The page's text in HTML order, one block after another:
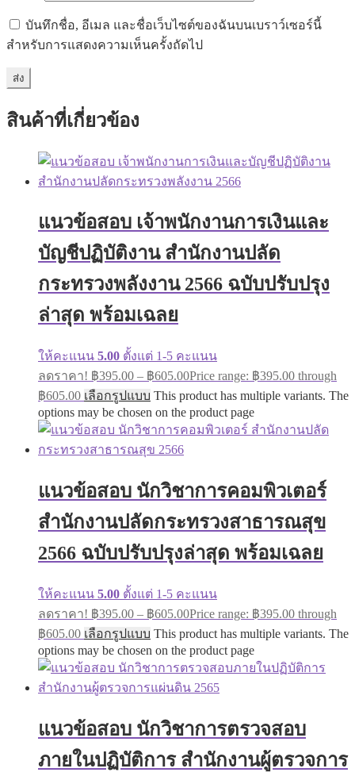
บันทึกชื่อ, อีเมล และชื่อเว็บไซต์ของฉันบนเบราว์เซอร์นี้
สำหรับการแสดงความเห็นครั้งถัดไป
สินค้าที่เกี่ยวข้อง
แนวข้อสอบ เจ้าพนักงานการเงินและ
บัญชีปฏิบัติงาน สำนักงานปลัด
กระทรวงพลังงาน 2566 ฉบับปรับปรุง
ล่าสุด พร้อมเฉลย
ให้คะแนน 5.00 ตั้งแต่ 1-5 คะแนน
ลดราคา! ฿395.00 – ฿605.00Price range: ฿395.00 through
฿605.00 เลือกรูปแบบ This product has multiple variants. The
options may be chosen on the product page
แนวข้อสอบ นักวิชาการคอมพิวเตอร์
สำนักงานปลัดกระทรวงสาธารณสุข
2566 ฉบับปรับปรุงล่าสุด พร้อมเฉลย
ให้คะแนน 5.00 ตั้งแต่ 1-5 คะแนน
ลดราคา! ฿395.00 – ฿605.00Price range: ฿395.00 through
฿605.00 เลือกรูปแบบ This product has multiple variants. The
options may be chosen on the product page
แนวข้อสอบ นักวิชาการตรวจสอบ
ภายในปฏิบัติการ สำนักงานผู้ตรวจการ